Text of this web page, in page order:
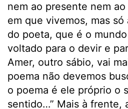
nem ao presente nem
em que vivemos, mas
do poeta, que é o
voltado para o devir e
Amer, outro sábio, vai
poema não devemos
o poema é ele próprio o
sentido…” Mais à frente,